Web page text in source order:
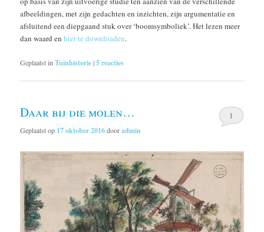
afbeeldingen, met zijn gedachten en inzichten, zijn argumentatie en
afsluitend een diepgaand stuk over ‘boomsymboliek’. Het lezen meer
dan waard enhier te downloaden.
Geplaatst inTuinhistorie|5reacties
Daar bij die molen…
Geplaatst op 17 oktober 2016dooradmin
1